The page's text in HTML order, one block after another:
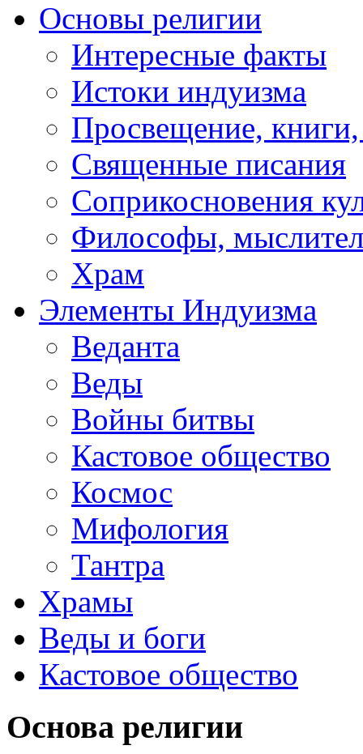
Основы религии
Интересные факты
Истоки индуизма
Просвещение, книги,
Священные писания
Соприкосновения
Философы,
Храм
Элементы Индуизма
Веданта
Веды
Войны битвы
Кастовое общество
Космос
Мифология
Тантра
Храмы
Веды и боги
Кастовое общество
Основа религии